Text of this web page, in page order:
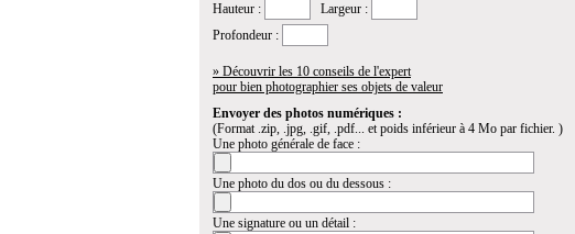
Hauteur :
Largeur :
Profondeur :
» Découvrir les 10 conseils de l'expert
pour bien photographier ses objets de valeur
Envoyer des photos numériques :
(Format .zip, .jpg, .gif, .pdf... et poids inférieur à 4 Mo par fichier. )
Une photo générale de face :
Une photo du dos ou du dessous :
Une signature ou un détail :